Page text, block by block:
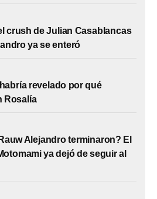
crush de Julian Casablancas
ya se enteró
revelado por qué
Rosalía
Alejandro terminaron? El
ya dejó de seguir al